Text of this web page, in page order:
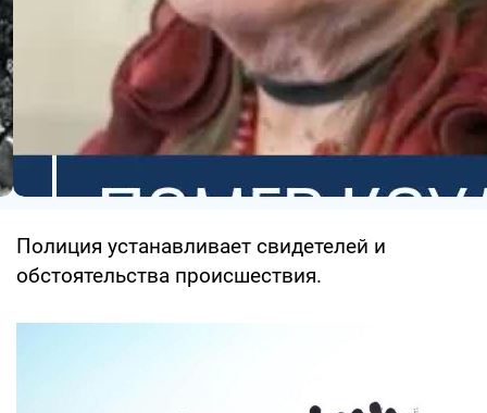
Полиция устанавливает свидетелей и
обстоятельства происшествия.